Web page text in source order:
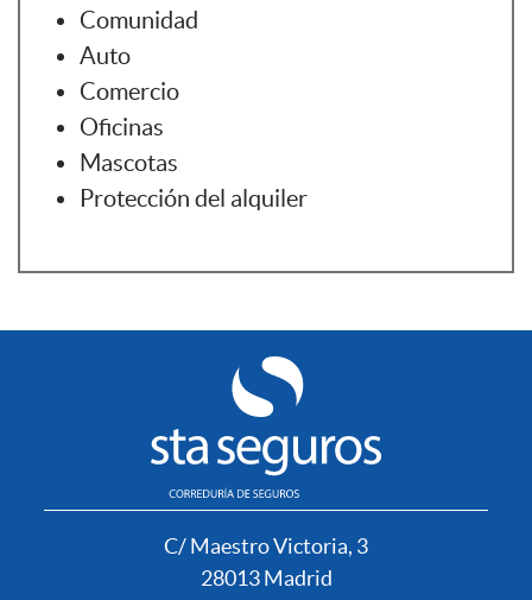
Comunidad
Auto
Comercio
Oficinas
Mascotas
Protección del alquiler
C/ Maestro Victoria, 3
28013 Madrid